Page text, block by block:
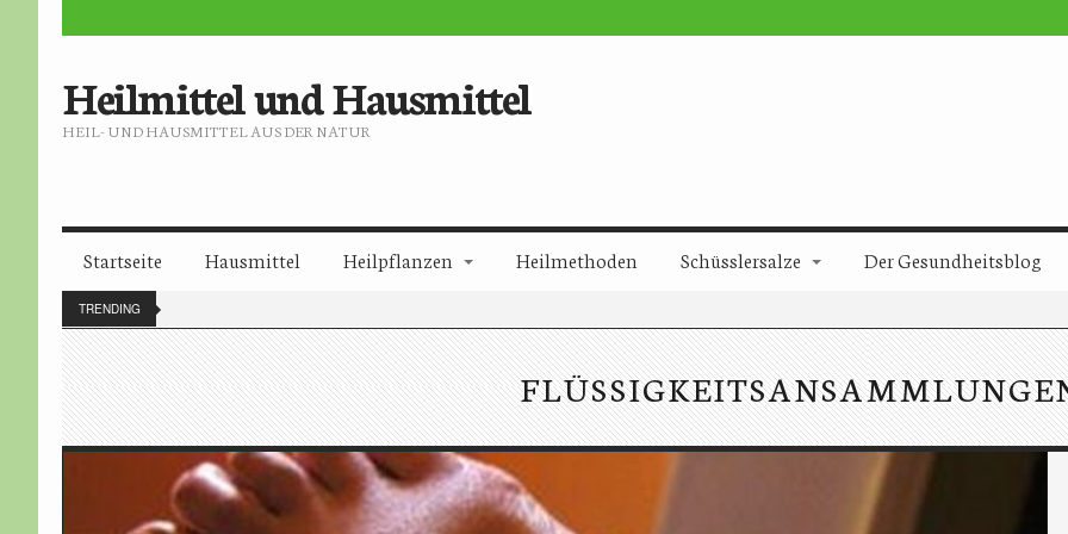
Heilmittel und Hausmittel
HEIL- UND HAUSMITTEL AUS DER NATUR
Startseite Hausmittel Heilpflanzen Heilmethoden Schüsslersalze Der Gesundheitsblog
TRENDING